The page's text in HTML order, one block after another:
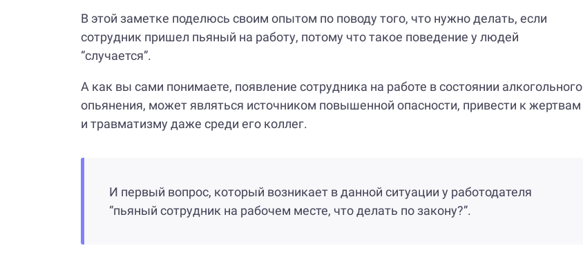
В этой заметке поделюсь своим опытом по поводу того, что нужно делать, если
сотрудник пришел пьяный на работу, потому что такое поведение у людей
“случается”.
А как вы сами понимаете, появление сотрудника на работе в состоянии алкогольного
опьянения, может являться источником повышенной опасности, привести к жертвам
и травматизму даже среди его коллег.
И первый вопрос, который возникает в данной ситуации у работодателя
“пьяный сотрудник на рабочем месте, что делать по закону?”.